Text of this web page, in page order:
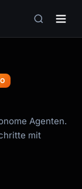
Agenten.
mit